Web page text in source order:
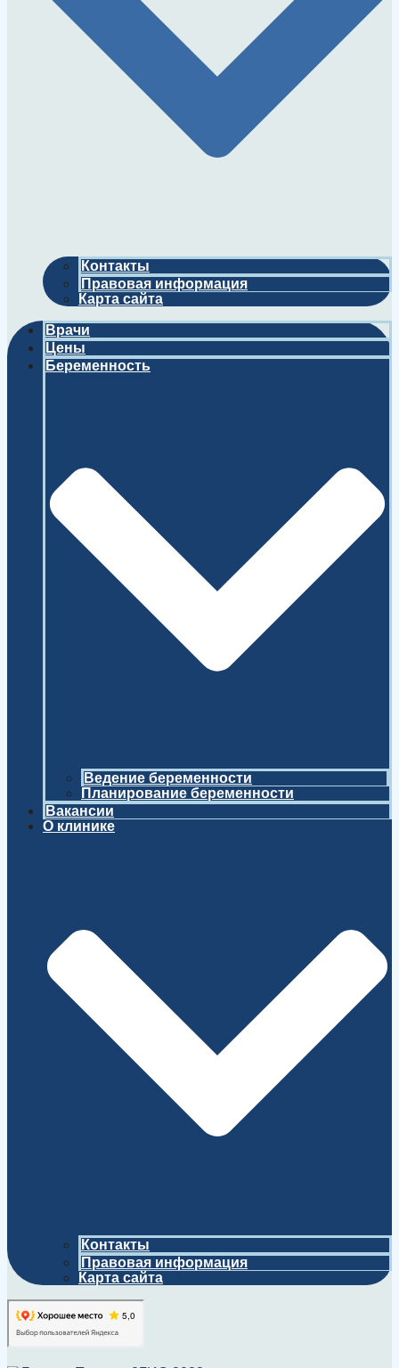
Контакты
Правовая информация
Карта сайта
Врачи
Цены
Беременность
Ведение беременности
Планирование беременности
Вакансии
О клинике
Контакты
Правовая информация
Карта сайта